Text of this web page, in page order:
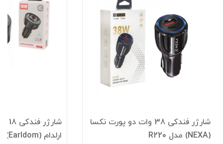
شارژر فندکی 38 وات دو پورت نکسا
(NEXA) مدل R220
ارلدام (Earldom) مدل ES-CC32